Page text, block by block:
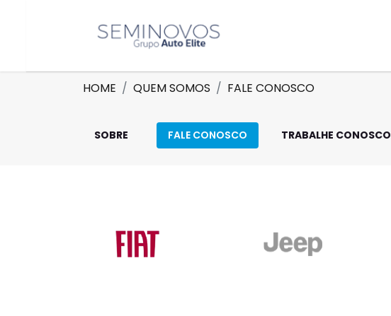
HOME QUEM SOMOS FALE CONOSCO
SOBRE FALE CONOSCO TRABALHE CONOSCO